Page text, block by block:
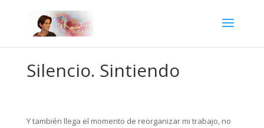
Silencio. Sintiendo
Y también llega el momento de reorganizar mi trabajo, no